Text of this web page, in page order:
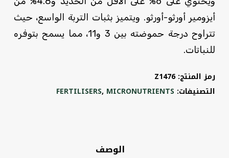
أيزومير أورثو-أورثو. ويتميز بثبات التربة الواسع، حيث
تتراوح درجة حموضته بين 3 و11، مما يسمح بتوفره
للنباتات.
رمز المنتج:Z1476
التصنيفات:
FERTILISERS, MICRONUTRIENTS
الوصف